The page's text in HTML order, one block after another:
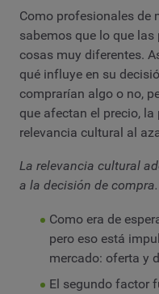
Como profesionales de
sabemos que lo que
cosas muy diferentes.
qué influye en su
comprarían algo o no,
que afectan el precio,
relevancia cultural al
La relevancia cultural
a la decisión de compra.
Como era de
pero eso está
mercado: oferta y
El segundo factor